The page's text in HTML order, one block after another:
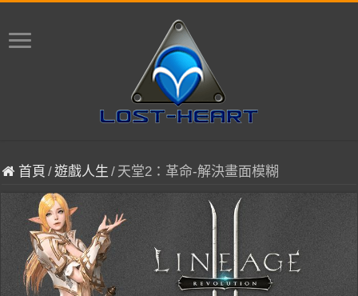
首頁 /遊戲人生 / 天堂2：革命-解決畫面模糊